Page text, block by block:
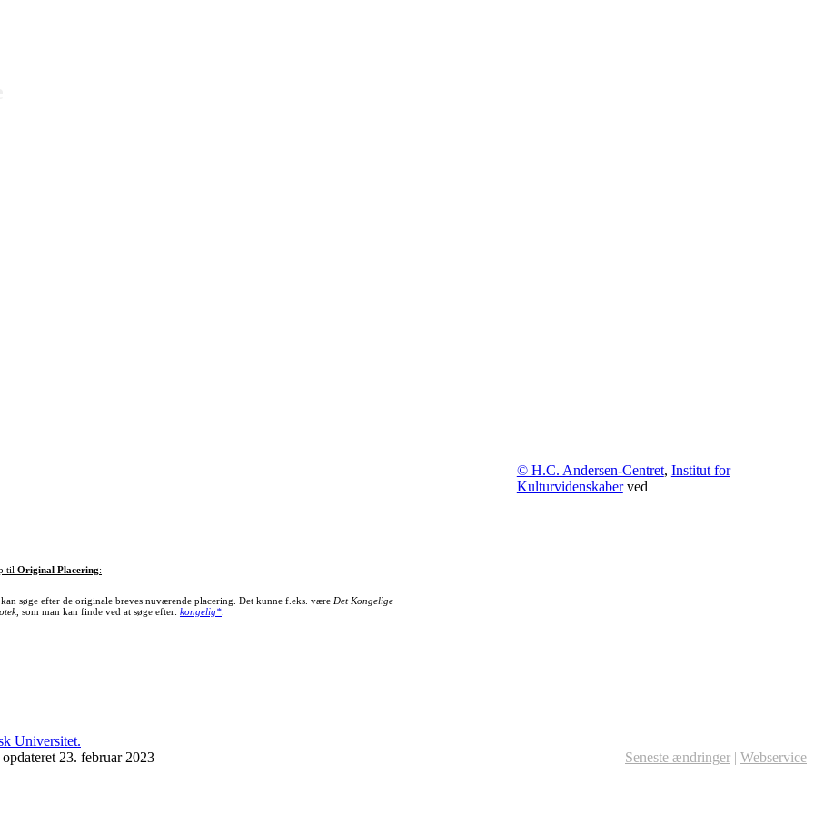
til Original Placering:
søge efter de originale breves nuværende placering. Det kunne f.eks. være Det Kongelige
, som man kan finde ved at søge efter: kongelig*.
© H.C. Andersen-Centret, Institut for
Kulturvidenskaberved
23. februar 2023 Seneste ændringer | Webservice